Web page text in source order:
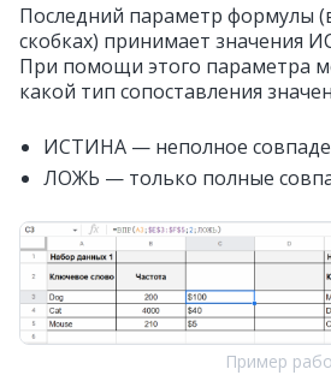
Последний параметр формулы
скобках) принимает значения
При помощи этого параметра
какой тип сопоставления
ИСТИНА — неполное
ЛОЖЬ — только полные
Пример